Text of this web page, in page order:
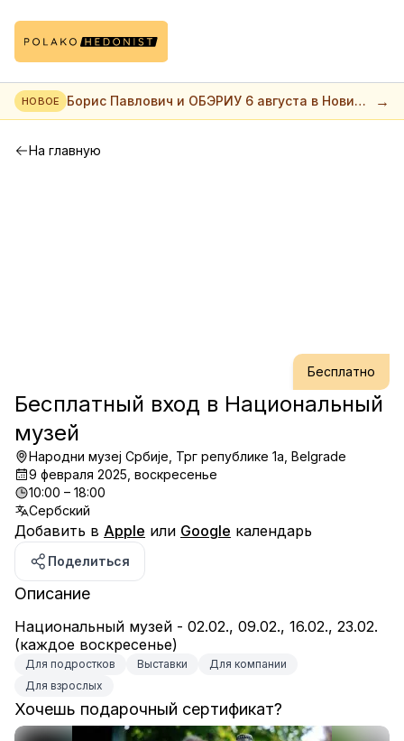
НОВОЕ
Борис Павлович и ОБЭРИУ 6 августа в Нови
саде
→
На главную
Бесплатно
Бесплатный вход в Национальный
музей
Народни музеј Србије, Трг републике 1а, Belgrade
9 февраля 2025, воскресенье
10:00 – 18:00
Сербский
Добавить в Apple или Google календарь
Поделиться
Описание
Национальный музей - 02.02., 09.02., 16.02., 23.02.
(каждое воскресенье)
Для подростков Выставки
Для компании
Для взрослых
Хочешь подарочный сертификат?